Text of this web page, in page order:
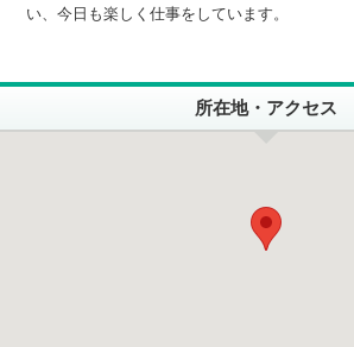
い、今日も楽しく仕事をしています。
所在地・アクセス